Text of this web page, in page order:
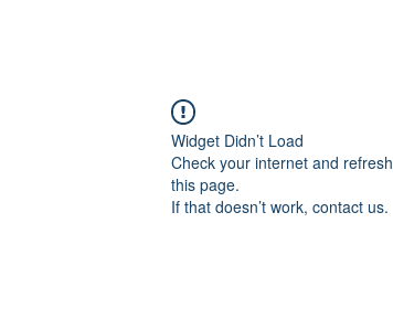
Widget Didn’t Load
Check your internet and refresh
this page.
If that doesn’t work, contact us.